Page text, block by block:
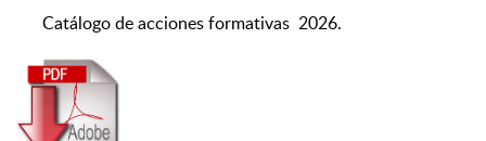
Catálogo de acciones formativas 2026.